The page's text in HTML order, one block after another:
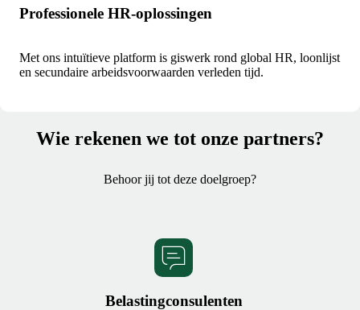
Professionele HR-oplossingen
Met ons intuïtieve platform is giswerk rond global HR, loonlijst
en secundaire arbeidsvoorwaarden verleden tijd.
Wie rekenen we tot onze partners?
Behoor jij tot deze doelgroep?
Belastingconsulenten